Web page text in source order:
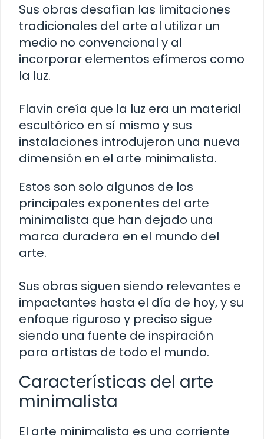
Sus obras desafían las limitaciones
tradicionales del arte al utilizar un
medio no convencional y al
incorporar elementos efímeros como
la luz.
Flavin creía que la luz era un material
escultórico en sí mismo y sus
instalaciones introdujeron una nueva
dimensión en el arte minimalista.
Estos son solo algunos de los
principales exponentes del arte
minimalista que han dejado una
marca duradera en el mundo del
arte.
Sus obras siguen siendo relevantes e
impactantes hasta el día de hoy, y su
enfoque riguroso y preciso sigue
siendo una fuente de inspiración
para artistas de todo el mundo.
Características del arte
minimalista
El arte minimalista es una corriente